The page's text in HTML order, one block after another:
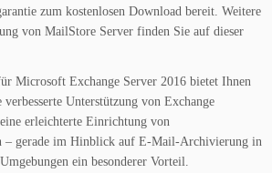
zum kostenlosen Download bereit. Weitere
von MailStore Server finden Sie auf dieser
Microsoft Exchange Server 2016 bietet Ihnen
Unterstützung von Exchange
erleichterte Einrichtung von
– gerade im Hinblick auf E-Mail-Archivierung in
ein besonderer Vorteil.